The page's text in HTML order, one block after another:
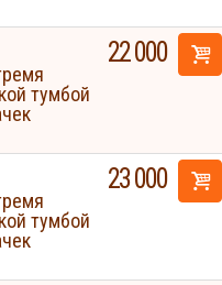
тумбой
22 000
тумбой
23 000